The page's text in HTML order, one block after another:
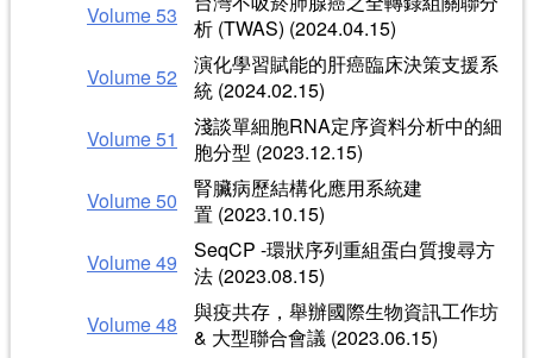
Volume 53
析 (TWAS) (2024.04.15)
Volume 52
演化學習賦能的肝癌臨床決策支援系
統 (2024.02.15)
Volume 51
淺談單細胞RNA定序資料分析中的細
胞分型 (2023.12.15)
Volume 50
腎臟病歷結構化應用系統建
置 (2023.10.15)
Volume 49
SeqCP -環狀序列重組蛋白質搜尋方
法 (2023.08.15)
Volume 48
與疫共存，舉辦國際生物資訊工作坊
& 大型聯合會議 (2023.06.15)